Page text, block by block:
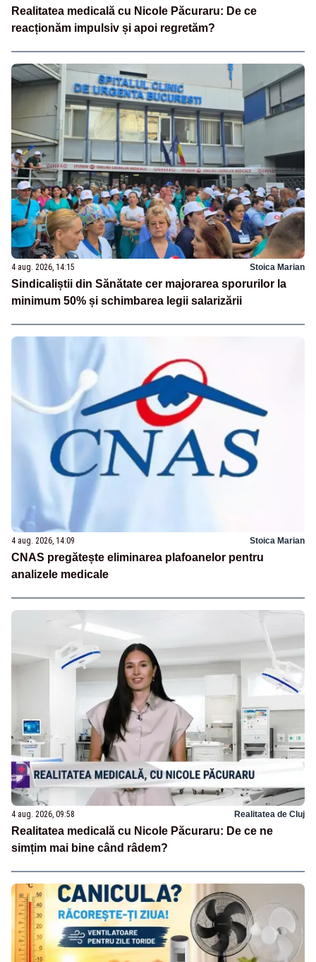
Realitatea medicală cu Nicole Păcuraru: De ce
reacționăm impulsiv și apoi regretăm?
4 aug. 2026, 14:15 Stoica Marian
Sindicaliștii din Sănătate cer majorarea sporurilor la
minimum 50% și schimbarea legii salarizării
4 aug. 2026, 14:09 Stoica Marian
CNAS pregătește eliminarea plafoanelor pentru
analizele medicale
4 aug. 2026, 09:58 Realitatea de Cluj
Realitatea medicală cu Nicole Păcuraru: De ce ne
simțim mai bine când râdem?